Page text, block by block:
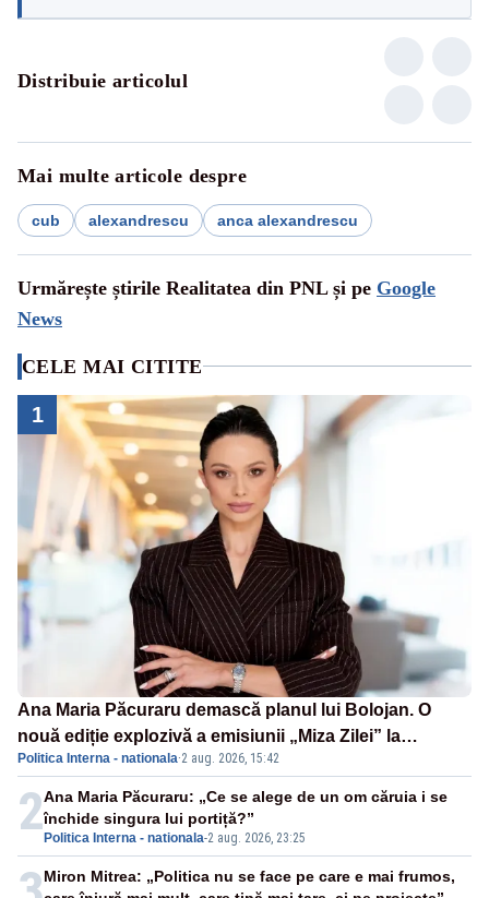
Distribuie articolul
Mai multe articole despre
cub alexandrescu anca alexandrescu
Urmărește știrile Realitatea din PNL și pe Google
News
CELE MAI CITITE
1
Ana Maria Păcuraru demască planul lui Bolojan. O
nouă ediție explozivă a emisiunii „Miza Zilei” la
Realitatea PLUS
Politica Interna - nationala·2 aug. 2026, 15:42
2 Politica Interna - nationala-2 aug. 2026, 23:25
Ana Maria Păcuraru: „Ce se alege de un om căruia i se
închide singura lui portiță?”
Miron Mitrea: „Politica nu se face pe care e mai frumos,